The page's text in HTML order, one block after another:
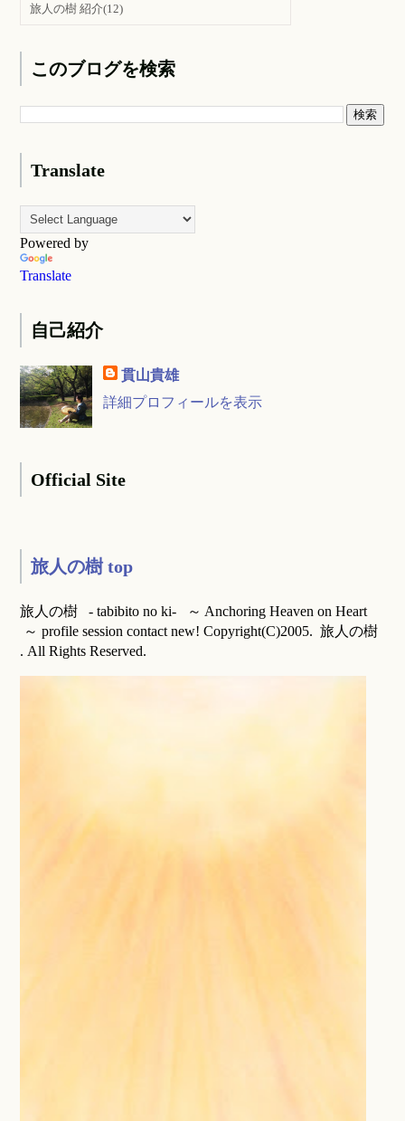
旅人の樹 紹介(12)
このブログを検索
Translate
Powered by
Translate
自己紹介
貫山貴雄
詳細プロフィールを表示
Official Site
旅人の樹 top
旅人の樹 - tabibito no ki- ～ Anchoring Heaven on Heart
～ profile session contact new! Copyright(C)2005. 旅人の樹
. All Rights Reserved.